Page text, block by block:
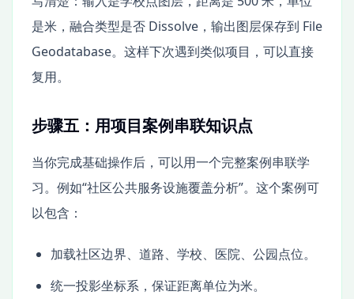
是米，融合类型是否 Dissolve，输出图层保存到 File
Geodatabase。这样下次遇到类似项目，可以直接
复用。
步骤五：用项目案例串联知识点
当你完成基础操作后，可以用一个完整案例串联学
习。例如“社区公共服务设施覆盖分析”。这个案例可
以包含：
加载社区边界、道路、学校、医院、公园点位。
统一投影坐标系，保证距离单位为米。